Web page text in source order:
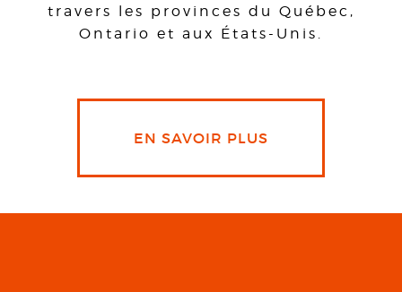
travers les provinces du Québec,
Ontario et aux États-Unis.
EN SAVOIR PLUS